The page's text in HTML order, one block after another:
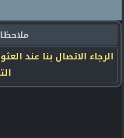
الرجاء الاتصال بنا عند